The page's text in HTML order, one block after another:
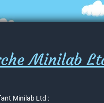
Minilab
Minilab Ltd :